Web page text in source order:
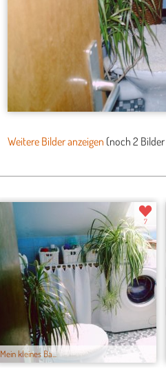
Weitere Bilder anzeigen (noch 2 Bilder
Mein kleines Ba...
7